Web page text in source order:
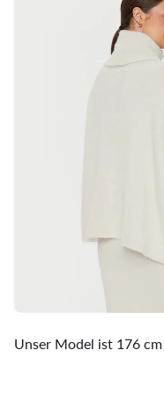
Unser Model ist 176